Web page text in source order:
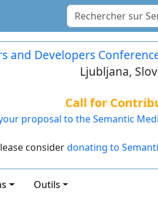
and Developers
Ljubljana,
Call for
proposal to the Semantic
considerdonating to
Outils